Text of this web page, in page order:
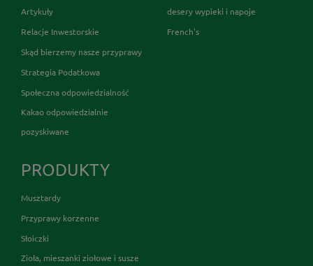
Artykuły
Relacje Inwestorskie
Skąd bierzemy nasze przyprawy
Strategia Podatkowa
Społeczna odpowiedzialność
Kakao odpowiedzialnie
pozyskiwane
desery wypieki i napoje
French's
PRODUKTY
Musztardy
Przyprawy korzenne
Słoiczki
Zioła, mieszanki ziołowe i susze